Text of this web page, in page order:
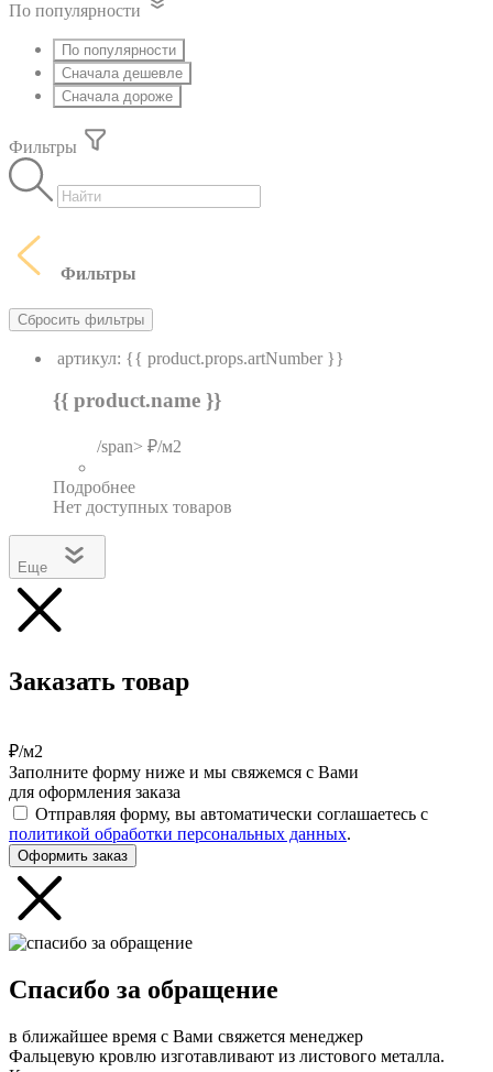
По популярности
По популярности
Сначала дешевле
Сначала дороже
Фильтры
Фильтры
Сбросить фильтры
артикул: {{ product.props.artNumber }}
{{ product.name }}
/span> ₽/м2
Подробнее
Нет доступных товаров
Еще
Заказать товар
₽/м2
Заполните форму ниже и мы свяжемся с Вами
для оформления заказа
Отправляя форму, вы автоматически соглашаетесь с
политикой обработки персональных данных.
Оформить заказ
Спасибо за обращение
в ближайшее время с Вами свяжется менеджер
Фальцевую кровлю изготавливают из листового металла.